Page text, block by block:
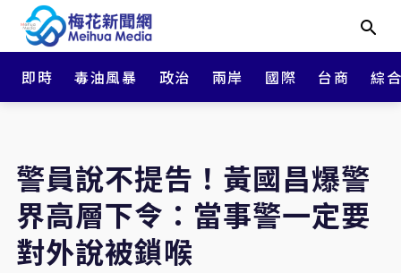
即時 毒油風暴 政治 兩岸 國際 台商 綜
警員說不提告！黃國昌爆警
界高層下令：當事警一定要
對外說被鎖喉